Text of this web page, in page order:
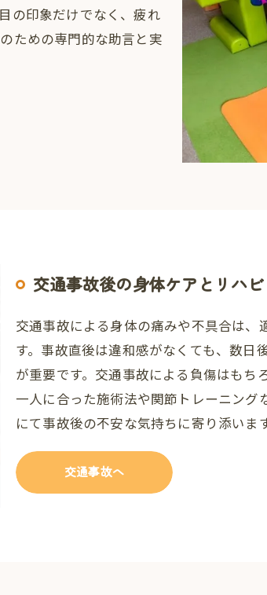
の印象だけでなく、疲れ
ための専門的な助言と実
交通事故後の身体ケアとリハ
交通事故による身体の痛みや不具合は
す。事故直後は違和感がなくても、数
が重要です。交通事故による負傷はも
一人に合った施術法や関節トレーニン
にて事故後の不安な気持ちに寄り添いま
交通事故へ